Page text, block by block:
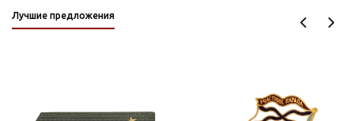
Лучшие предложения